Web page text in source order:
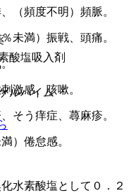
（頻度不明）頻脈。
未満）振戦、頭痛。
激感、咳嗽。
そう痒症、蕁麻疹。
）倦怠感。
酸塩吸入剤
ルハイム
水素酸塩として０．２